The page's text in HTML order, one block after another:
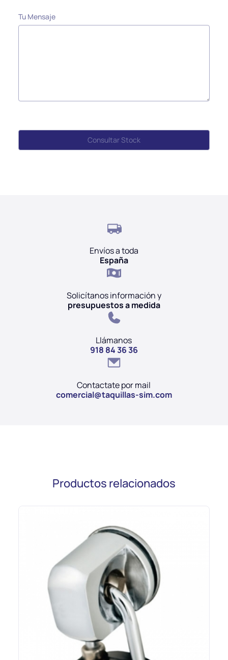
Tu Mensaje
Envíos a toda
España
Solicítanos información y
presupuestos a medida
Llámanos
918 84 36 36
Contactate por mail
comercial@taquillas-sim.com
Productos relacionados